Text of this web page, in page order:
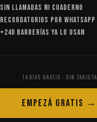
SIN LLAMADAS NI CUADERNO
RECORDATORIOS POR WHATSAPP
+240 BARBERÍAS YA LO USAN
14 DÍAS GRATIS · SIN TARJETA
EMPEZÁ GRATIS →